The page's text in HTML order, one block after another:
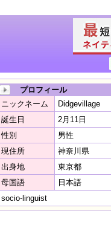
プロフィール
ニックネーム
Didgevillage
誕生日
2月11日
性別
男性
現住所
神奈川県
出身地
東京都
母国語
日本語
socio-linguist